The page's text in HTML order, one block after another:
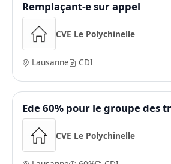
Remplaçant-e sur appel
CVE Le Polychinelle
Lausanne CDI
Ede 60% pour le groupe des
CVE Le Polychinelle